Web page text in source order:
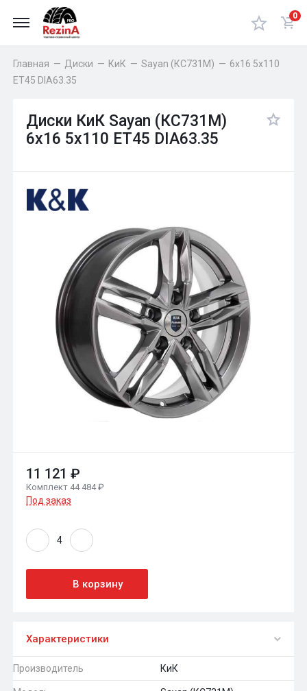
0
Главная — Диски — КиК — Sayan (КС731M) — 6x16 5x110
ET45 DIA63.35
Диски КиК Sayan (КС731M)
6x16 5x110 ET45 DIA63.35
11 121 ₽
Комплект 44 484 ₽
Под заказ
В корзину
Характеристики
Производитель КиК